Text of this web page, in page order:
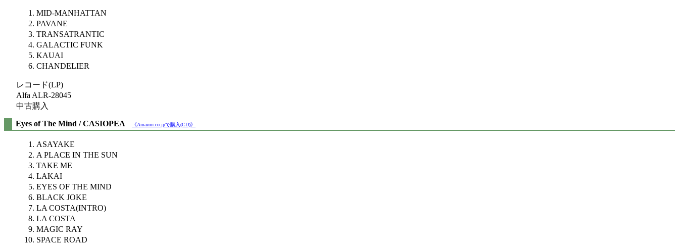
MID-MANHATTAN
PAVANE
TRANSATRANTIC
GALACTIC FUNK
KAUAI
CHANDELIER
レコード(LP)
Alfa ALR-28045
中古購入
Eyes of The Mind / CASIOPEA 《Amazon.co.jpで購入(CD)》
ASAYAKE
A PLACE IN THE SUN
TAKE ME
LAKAI
EYES OF THE MIND
BLACK JOKE
LA COSTA(INTRO)
LA COSTA
MAGIC RAY
SPACE ROAD